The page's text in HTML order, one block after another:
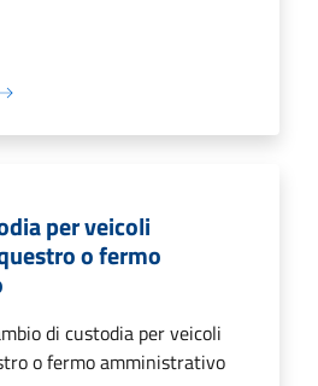
per veicoli
o fermo
di custodia per veicoli
o fermo amministrativo